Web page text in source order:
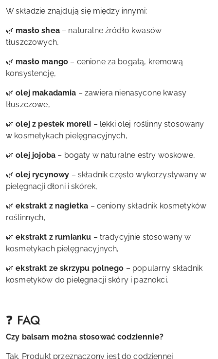
W składzie znajdują się między innymi:
🌿 masło shea– naturalne źródło kwasów
tłuszczowych,
🌿 masło mango – cenione za bogatą, kremową
konsystencję,
🌿olej makadamia – zawiera nienasycone kwasy
tłuszczowe,
🌿olej z pestek moreli – lekki olej roślinny stosowany
w kosmetykach pielęgnacyjnych,
🌿olej jojoba – bogaty w naturalne estry woskowe,
🌿olej rycynowy – składnik często wykorzystywany w
pielęgnacji dłoni i skórek,
🌿ekstrakt z nagietka – ceniony składnik kosmetyków
roślinnych,
🌿ekstrakt z rumianku – tradycyjnie stosowany w
kosmetykach pielęgnacyjnych,
🌿ekstrakt ze skrzypu polnego – popularny składnik
kosmetyków do pielęgnacji skóry i paznokci.
❓ FAQ
Czy balsam można stosować codziennie?
Tak. Produkt przeznaczony jest do codziennej